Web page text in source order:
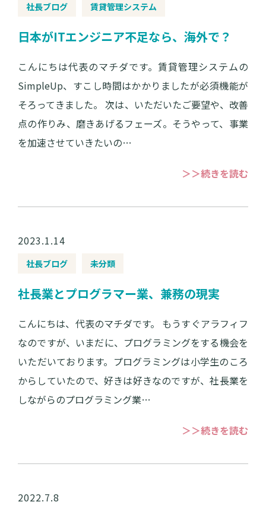
社長ブログ 賃貸管理システム
日本がITエンジニア不足なら、海外で？
こんにちは代表のマチダです。賃貸管理システムの
SimpleUp、すこし時間はかかりましたが必須機能が
そろってきました。 次は、いただいたご要望や、改善
点の作りみ、磨きあげるフェーズ。そうやって、事業
を加速させていきたいの…
＞＞続きを読む
2023.1.14
社長ブログ 未分類
社長業とプログラマー業、兼務の現実
こんにちは、代表のマチダです。 もうすぐアラフィフ
なのですが、いまだに、プログラミングをする機会を
いただいております。プログラミングは小学生のころ
からしていたので、好きは好きなのですが、社長業を
しながらのプログラミング業…
＞＞続きを読む
2022.7.8